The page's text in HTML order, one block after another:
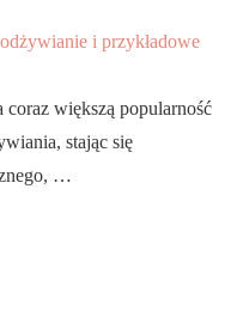
i przykładowe
coraz większą popularność
stając się
…